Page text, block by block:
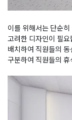
이를 위해서는 단순
고려한 디자인이 필
배치하여 직원들의
구분하여 직원들의